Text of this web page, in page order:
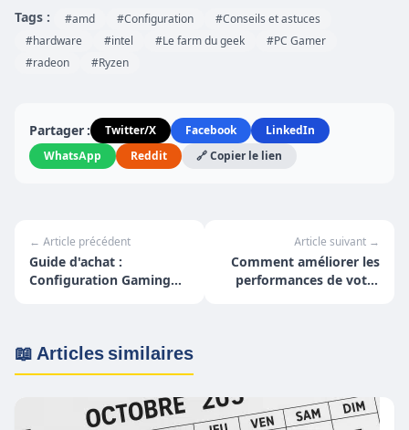
Tags : #amd #Configuration
#Conseils et astuces
#hardware
#intel #Le farm du geek
#PC Gamer
#radeon
#Ryzen
Partager : Twitter/X Facebook
LinkedIn
WhatsApp
Reddit 🔗 Copier le lien
← Article précédent
Guide d'achat :
Configuration Gaming
Article suivant →
Comment améliorer les
performances de votre
📖 Articles similaires